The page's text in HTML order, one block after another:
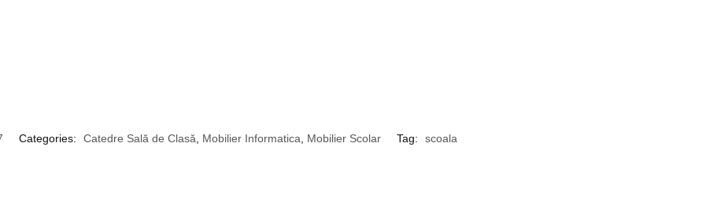
Categories: Catedre Sală de Clasă Mobilier Informatica Mobilier Scolar Tag: scoala